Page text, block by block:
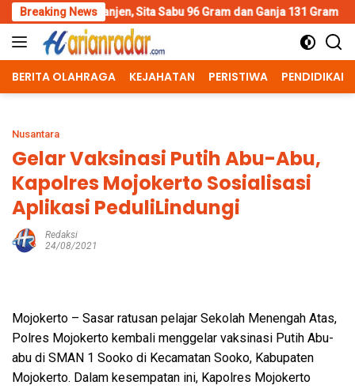
Skip
to
content
Breaking News
Sita Sabu 96 Gram dan Ganja 131 Gram Wujud Polisi
BERITA OLAHRAGA KEJAHATAN PERISTIWA PENDIDIKAN
Nusantara
Gelar Vaksinasi Putih Abu-Abu,
Kapolres Mojokerto Sosialisasi
Aplikasi PeduliLindungi
Redaksi
24/08/2021
Mojokerto – Sasar ratusan pelajar Sekolah Menengah Atas,
Polres Mojokerto kembali menggelar vaksinasi Putih Abu-
abu di SMAN 1 Sooko di Kecamatan Sooko, Kabupaten
Mojokerto. Dalam kesempatan ini, Kapolres Mojokerto